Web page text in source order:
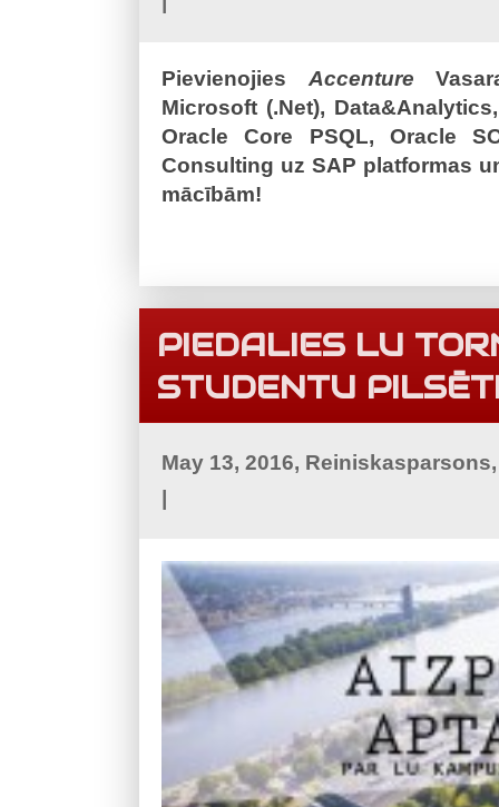
Pievienojies Accenture
Microsoft (.Net),
Oracle Core PSQL, Oracle
Consulting uz SAP platformas
mācībām!
PIEDALIES LU
STUDENTU
May 13, 2016,
|